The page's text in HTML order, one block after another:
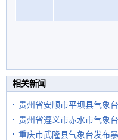
相关新闻
贵州省安顺市平坝县气象
贵州省遵义市赤水市气象
重庆市武隆县气象台发布